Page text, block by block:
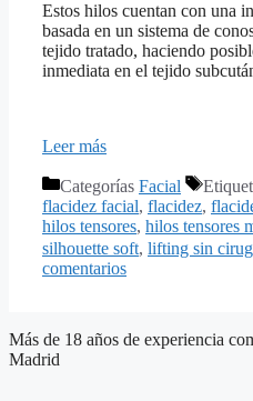
Estos hilos cuentan con una
basada en un sistema de
tejido tratado, haciendo
inmediata en el tejido
Leer más
Categorías Facial
flacidez facial, flacidez,
hilos tensores, hilos tensores
silhouette soft, lifting sin
comentarios
Más de 18 años de experiencia
Madrid